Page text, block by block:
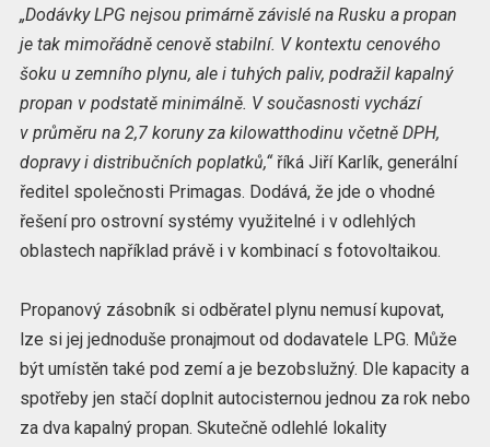
„Dodávky LPG nejsou primárně závislé na Rusku a propan
je tak mimořádně cenově stabilní. V kontextu cenového
šoku u zemního plynu, ale i tuhých paliv, podražil kapalný
propan v podstatě minimálně. V současnosti vychází
v průměru na 2,7 koruny za kilowatthodinu včetně DPH,
dopravy i distribučních poplatků,“říká Jiří Karlík, generální
ředitel společnosti Primagas. Dodává, že jde o vhodné
řešení pro ostrovní systémy využitelné i v odlehlých
oblastech například právě i v kombinací s fotovoltaikou.
Propanový zásobník si odběratel plynu nemusí kupovat,
lze si jej jednoduše pronajmout od dodavatele LPG. Může
být umístěn také pod zemí a je bezobslužný. Dle kapacity a
spotřeby jen stačí doplnit autocisternou jednou za rok nebo
za dva kapalný propan. Skutečně odlehlé lokality